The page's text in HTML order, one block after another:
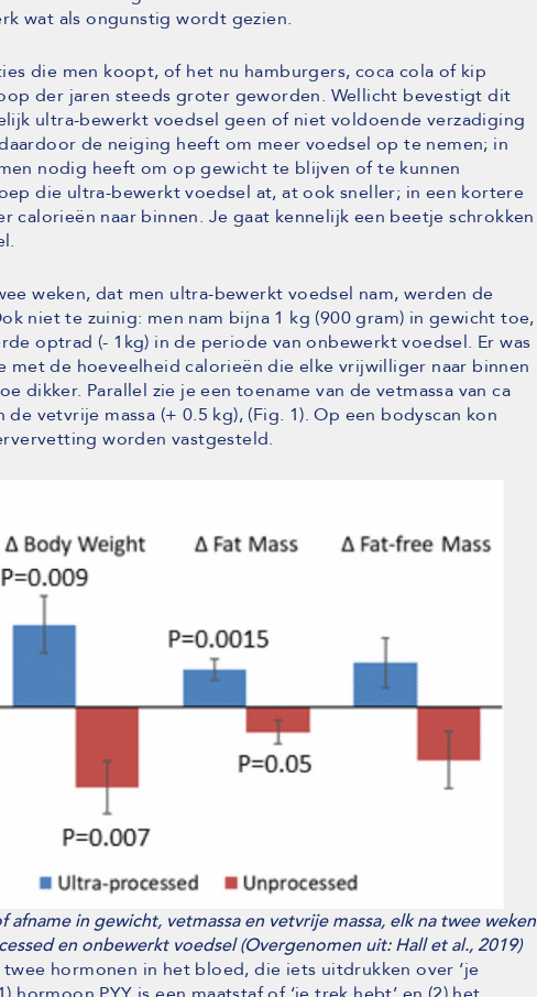
wat als ongunstig wordt gezien.
die men koopt, of het nu hamburgers, coca cola of kip
der jaren steeds groter geworden. Wellicht bevestigt dit
ultra-bewerkt voedsel geen of niet voldoende verzadiging
de neiging heeft om meer voedsel op te nemen; in
nodig heeft om op gewicht te blijven of te kunnen
die ultra-bewerkt voedsel at, at ook sneller; in een kortere
calorieën naar binnen. Je gaat kennelijk een beetje schrokken
weken, dat men ultra-bewerkt voedsel nam, werden de
niet te zuinig: men nam bijna 1 kg (900 gram) in gewicht toe,
optrad (- 1kg) in de periode van onbewerkt voedsel. Er was
met de hoeveelheid calorieën die elke vrijwilliger naar binnen
dikker. Parallel zie je een toename van de vetmassa van ca
de vetvrije massa (+ 0.5 kg), (Fig. 1). Op een bodyscan kon
worden vastgesteld.
afname in gewicht, vetmassa en vetvrije massa, elk na twee weken
en onbewerkt voedsel (Overgenomen uit: Hall et al., 2019)
twee hormonen in het bloed, die iets uitdrukken over ‘je